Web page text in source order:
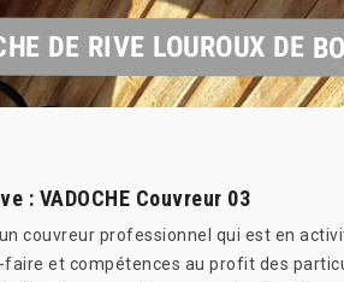
DE RIVE LOUROUX DE
: VADOCHE Couvreur 03
un couvreur professionnel qui est en
et compétences au profit des